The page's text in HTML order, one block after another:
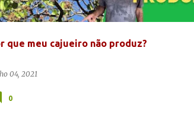
que meu cajueiro não produz?
04, 2021
0